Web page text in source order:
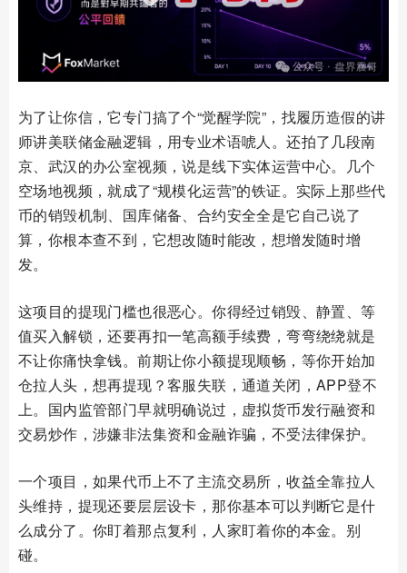
为了让你信，它专门搞了个“觉醒学院”，找履历造假的讲
师讲美联储金融逻辑，用专业术语唬人。还拍了几段南
京、武汉的办公室视频，说是线下实体运营中心。几个
空场地视频，就成了“规模化运营”的铁证。实际上那些代
币的销毁机制、国库储备、合约安全全是它自己说了
算，你根本查不到，它想改随时能改，想增发随时增
发。
这项目的提现门槛也很恶心。你得经过销毁、静置、等
值买入解锁，还要再扣一笔高额手续费，弯弯绕绕就是
不让你痛快拿钱。前期让你小额提现顺畅，等你开始加
仓拉人头，想再提现？客服失联，通道关闭，APP登不
上。国内监管部门早就明确说过，虚拟货币发行融资和
交易炒作，涉嫌非法集资和金融诈骗，不受法律保护。
一个项目，如果代币上不了主流交易所，收益全靠拉人
头维持，提现还要层层设卡，那你基本可以判断它是什
么成分了。你盯着那点复利，人家盯着你的本金。别
碰。